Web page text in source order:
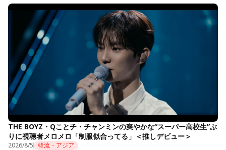
THE BOYZ・Qことチ・チャンミンの爽やかな“スーパー高校生”ぶ
りに視聴者メロメロ「制服似合ってる」＜推しデビュー＞
2026/8/5 韓流・アジア